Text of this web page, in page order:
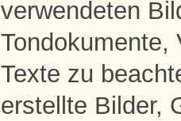
verwendeten
Tondokumente,
Texte zu
erstellte Bilder,